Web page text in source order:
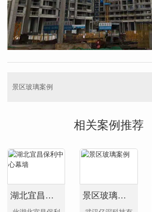
景区玻璃案例
相关案例推荐
湖北宜昌保利中心幕墙 景区玻璃案例